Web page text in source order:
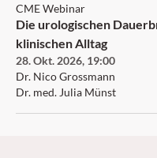
CME Webinar
Die urologischen
klinischen Alltag
28. Okt. 2026, 19:00
Dr. Nico Grossmann
Dr. med. Julia Münst